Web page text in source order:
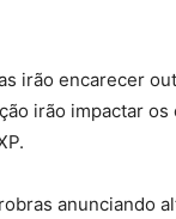
irão encarecer
irão impactar os
anunciando